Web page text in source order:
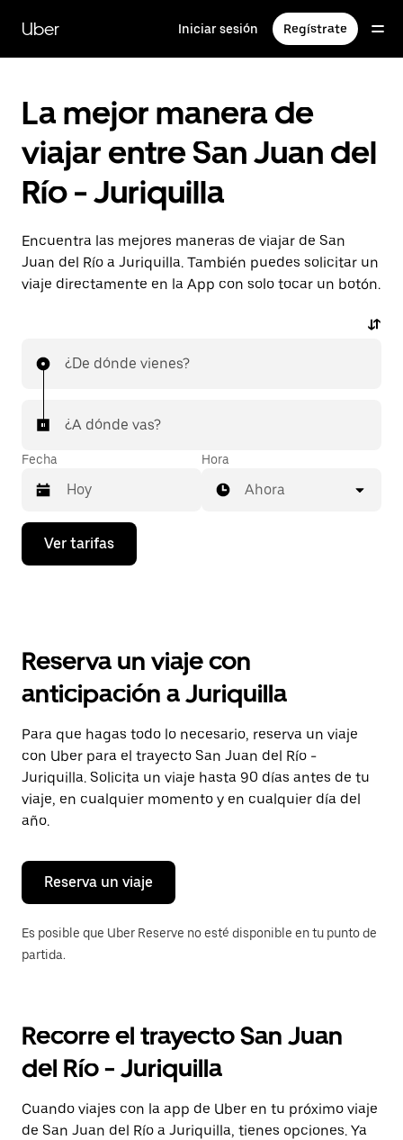
contenido
principal
Uber Iniciar sesión Regístrate
La mejor manera de
viajar entre San Juan del
Río - Juriquilla
Encuentra las mejores maneras de viajar de San
Juan del Río a Juriquilla. También puedes solicitar un
viaje directamente en la App con solo tocar un botón.
¿De dónde vienes?
¿A dónde vas?
Fecha
Presiona
flecha
el
y
selecciona
una
fecha.
Presiona
la
tecla Esc
para
cerrar
calendario.
Hora
Ahora
Ver tarifas
Reserva un viaje con
anticipación a Juriquilla
Para que hagas todo lo necesario, reserva un viaje
con Uber para el trayecto San Juan del Río -
Juriquilla. Solicita un viaje hasta 90 días antes de tu
viaje, en cualquier momento y en cualquier día del
año.
Reserva un viaje
Es posible que Uber Reserve no esté disponible en tu punto de
partida.
Recorre el trayecto San Juan
del Río - Juriquilla
Cuando viajes con la app de Uber en tu próximo viaje
de San Juan del Río a Juriquilla, tienes opciones. Ya